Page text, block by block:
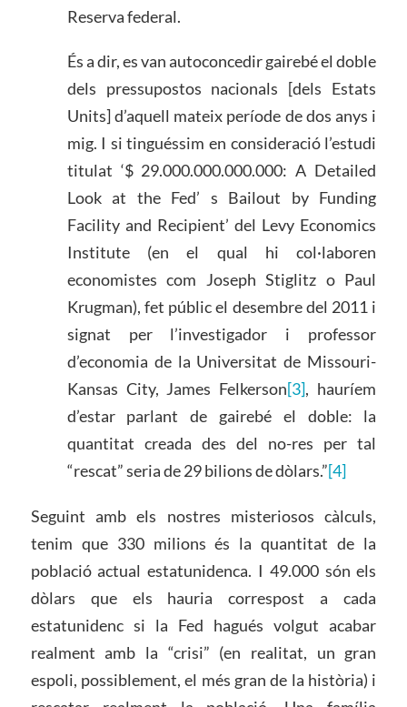
Reserva federal.
És a dir, es van autoconcedir gairebé el doble
dels pressupostos nacionals [dels Estats
Units] d’aquell mateix període de dos anys i
mig. I si tinguéssim en consideració l’estudi
titulat ‘$ 29.000.000.000.000: A Detailed
Look at the Fed’ s Bailout by Funding
Facility and Recipient’ del Levy Economics
Institute (en el qual hi col·laboren
economistes com Joseph Stiglitz o Paul
Krugman), fet públic el desembre del 2011 i
signat per l’investigador i professor
d’economia de la Universitat de Missouri-
Kansas City, James Felkerson[3], hauríem
d’estar parlant de gairebé el doble: la
quantitat creada des del no-res per tal
“rescat” seria de 29 bilions de dòlars.”[4]
Seguint amb els nostres misteriosos càlculs,
tenim que 330 milions és la quantitat de la
població actual estatunidenca. I 49.000 són els
dòlars que els hauria correspost a cada
estatunidenc si la Fed hagués volgut acabar
realment amb la “crisi” (en realitat, un gran
espoli, possiblement, el més gran de la història) i